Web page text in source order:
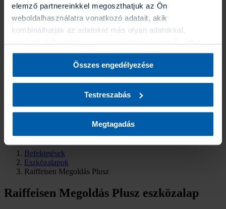
elemző partnereinkkel megoszthatjuk az Ön
weboldalhasználatra vonatkozó adatait, akik
kombinálhatják az adatokat más olyan adatokkal,
amelyeket Ön adott meg számunkra vagy az Ön által
használt más szolgáltatásokból gyűjtöttek. A “Részletek
megjelenítése” gombra kattintva bármikor dönthet arról,
hogy milyen alkalmazásokat szeretne engedélyezni. A
Biztosító által folytatott adatkezelésekről további
Összes engedélyezése
Testreszabás
Megtagadás
Együttműködő partnereink
ESG törekvéseink
Kapcsolat
Kapcsolat
Elérhetőségek
Sajtókapcsolat
Fogyatékossággal élő ügyfeleinknek
Visszaélés bejelentése
Ügyfélportál
Befektetések
Eszközalapok
Raiffeisen Megoldás Plusz
Raiffeisen Megoldás Plusz eszközalap